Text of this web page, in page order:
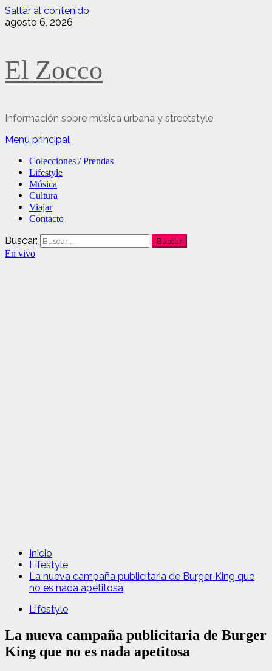
Saltar al contenido
agosto 6, 2026
El Zocco
Información sobre música urbana y streetstyle
Menú principal
Colecciones / Prendas
Lifestyle
Música
Cultura
Viajar
Contacto
Buscar:
En vivo
Inicio
Lifestyle
La nueva campaña publicitaria de Burger King que
no es nada apetitosa
Lifestyle
La nueva campaña publicitaria de Burger
King que no es nada apetitosa